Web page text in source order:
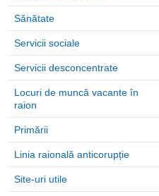
Sănătate
Servicii sociale
Servicii desconcentrate
Locuri de muncă vacante în
raion
Primării
Linia raională anticorupție
Site-uri utile